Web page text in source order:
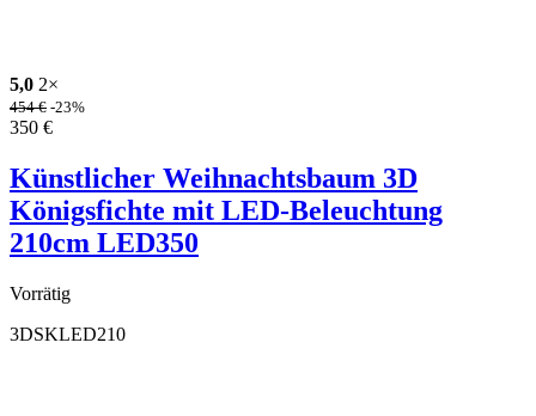
5,0 2×
454€ -23%
350 €
Künstlicher Weihnachtsbaum 3D
Königsfichte mit LED-Beleuchtung
210cm LED350
Vorrätig
3DSKLED210